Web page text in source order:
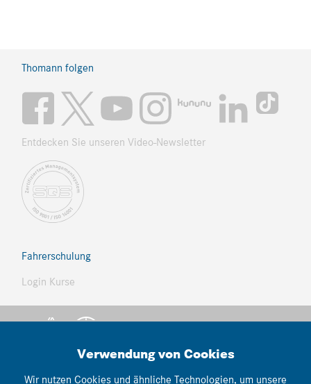
Thomann folgen
Entdecken Sie unseren Video-Newsletter
Fahrerschulung
Login Kurse
Verwendung von Cookies
Wir nutzen Cookies und ähnliche Technologien, um unsere